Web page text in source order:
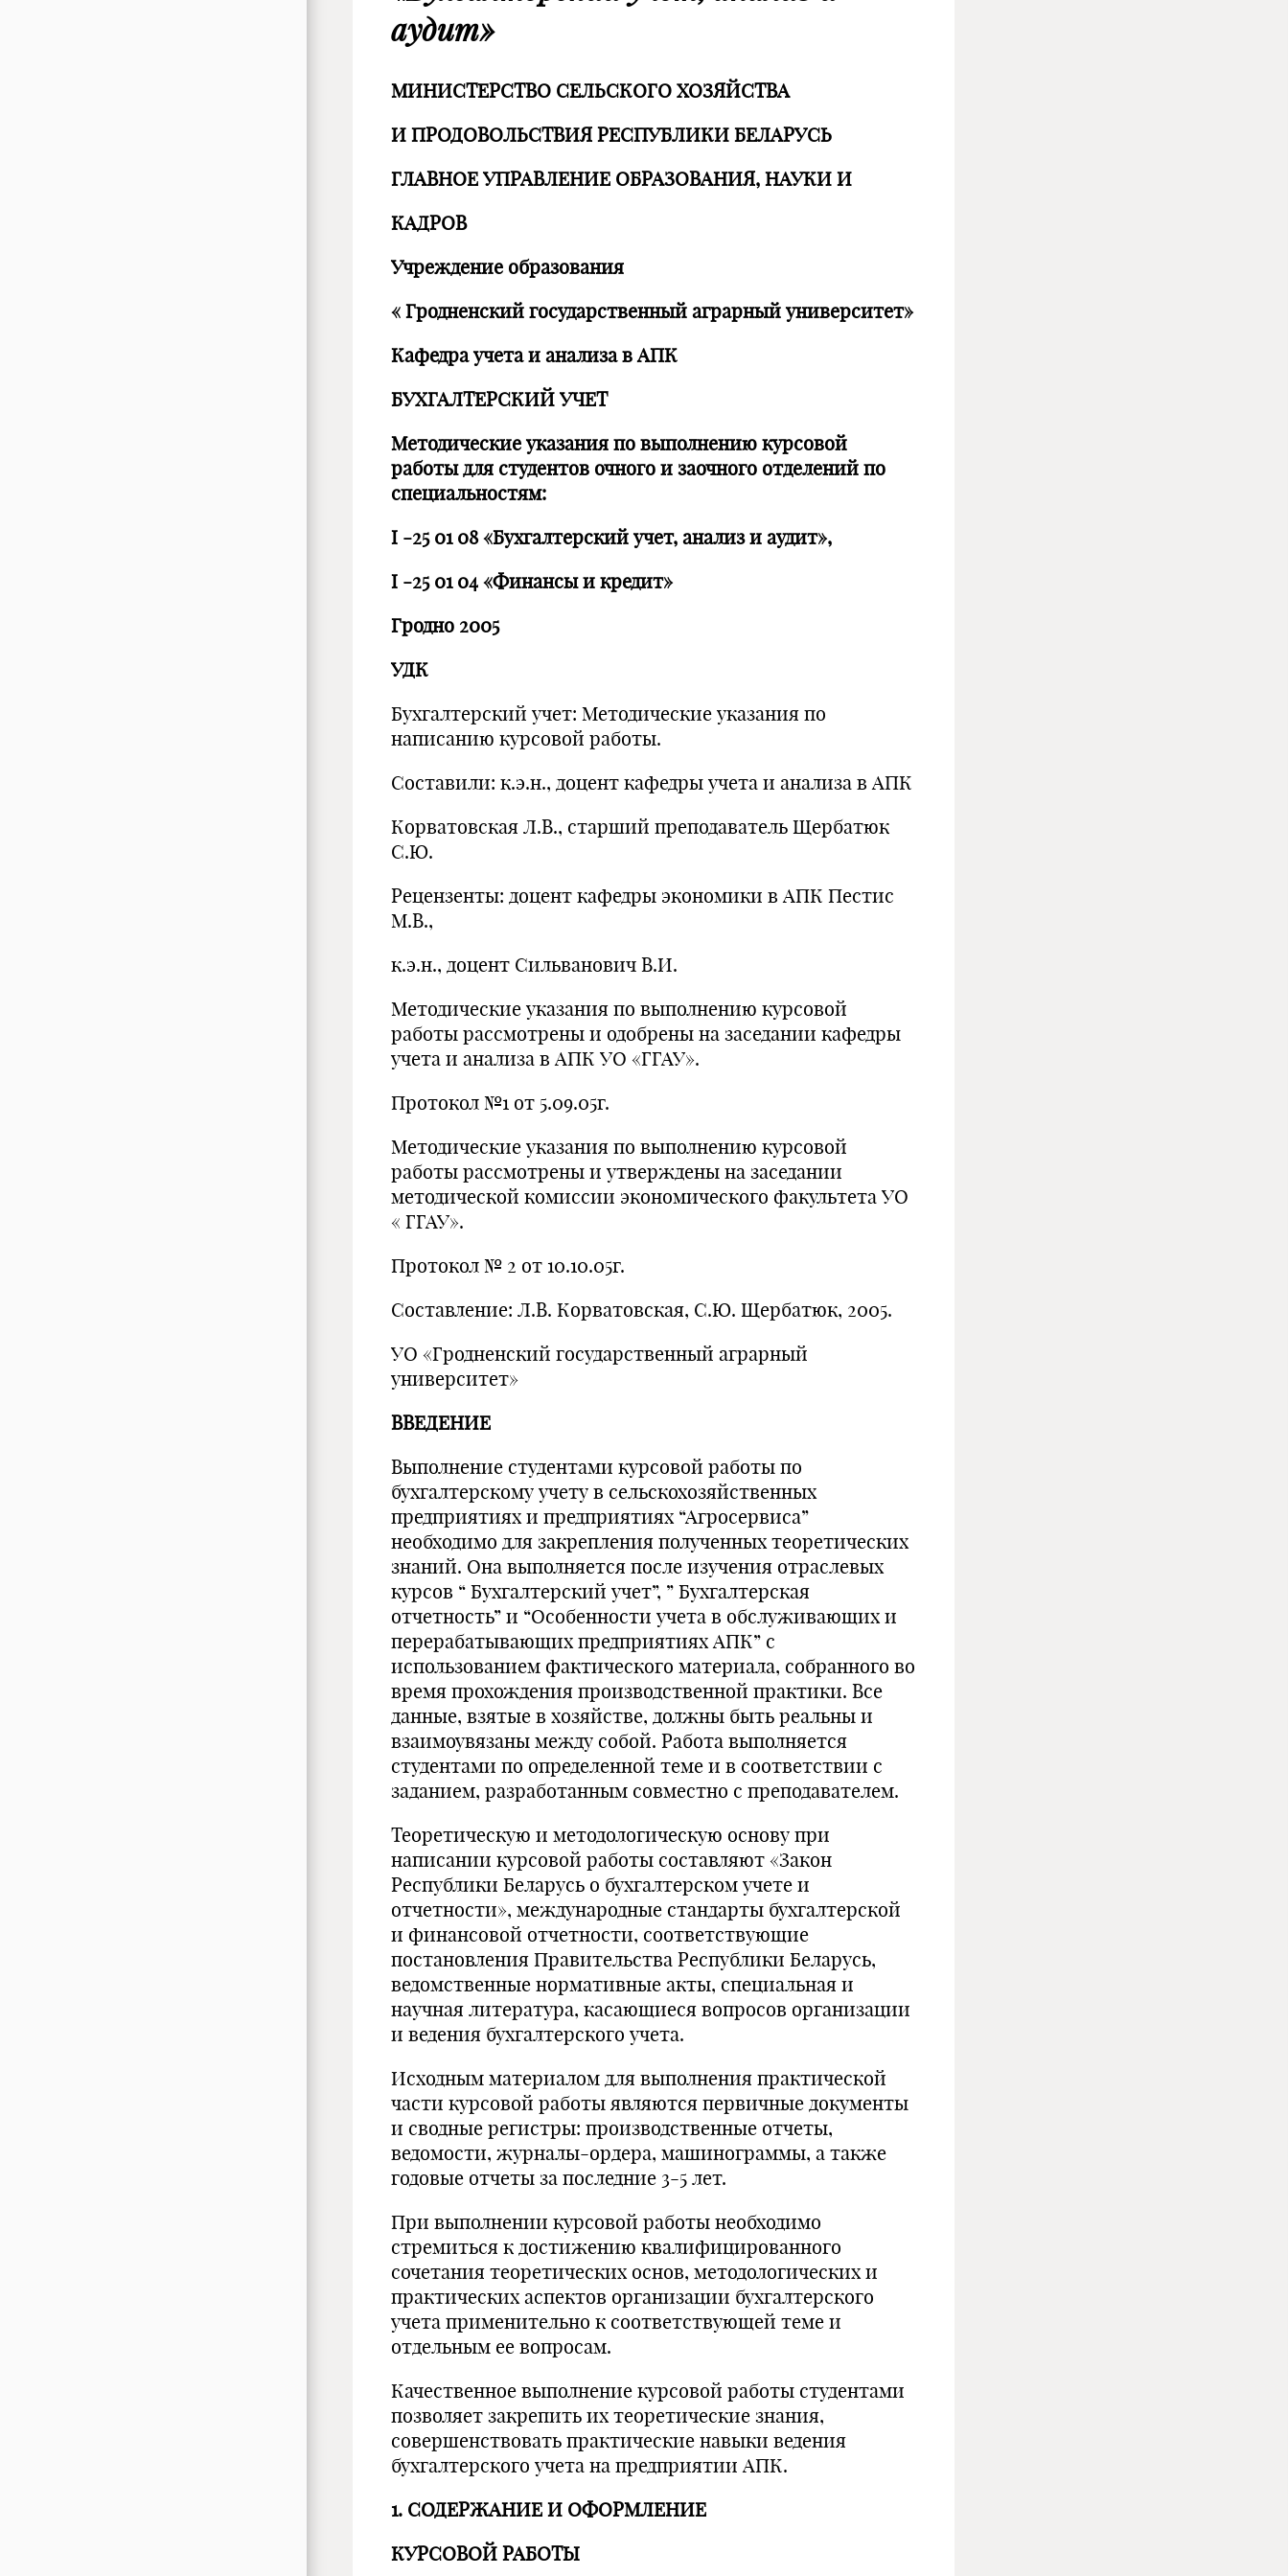
аудит»
МИНИСТЕРСТВО СЕЛЬСКОГО ХОЗЯЙСТВА
И ПРОДОВОЛЬСТВИЯ РЕСПУБЛИКИ БЕЛАРУСЬ
ГЛАВНОЕ УПРАВЛЕНИЕ ОБРАЗОВАНИЯ, НАУКИ И
КАДРОВ
Учреждение образования
« Гродненский государственный аграрный университет»
Кафедра учета и анализа в АПК
БУХГАЛТЕРСКИЙ УЧЕТ
Методические указания по выполнению курсовой
работы для студентов очного и заочного отделений по
специальностям:
I -25 01 08 «Бухгалтерский учет, анализ и аудит»,
I -25 01 04 «Финансы и кредит»
Гродно 2005
УДК
Бухгалтерский учет: Методические указания по
написанию курсовой работы.
Составили: к.э.н., доцент кафедры учета и анализа в АПК
Корватовская Л.В., старший преподаватель Щербатюк
С.Ю.
Рецензенты: доцент кафедры экономики в АПК Пестис
М.В.,
к.э.н., доцент Сильванович В.И.
Методические указания по выполнению курсовой
работы рассмотрены и одобрены на заседании кафедры
учета и анализа в АПК УО «ГГАУ».
Протокол №1 от 5.09.05г.
Методические указания по выполнению курсовой
работы рассмотрены и утверждены на заседании
методической комиссии экономического факультета УО
« ГГАУ».
Протокол № 2 от 10.10.05г.
Составление: Л.В. Корватовская, С.Ю. Щербатюк, 2005.
УО «Гродненский государственный аграрный
университет»
ВВЕДЕНИЕ
Выполнение студентами курсовой работы по
бухгалтерскому учету в сельскохозяйственных
предприятиях и предприятиях “Агросервиса”
необходимо для закрепления полученных теоретических
знаний. Она выполняется после изучения отраслевых
курсов “ Бухгалтерский учет”, ” Бухгалтерская
отчетность” и “Особенности учета в обслуживающих и
перерабатывающих предприятиях АПК” с
использованием фактического материала, собранного во
время прохождения производственной практики. Все
данные, взятые в хозяйстве, должны быть реальны и
взаимоувязаны между собой. Работа выполняется
студентами по определенной теме и в соответствии с
заданием, разработанным совместно с преподавателем.
Теоретическую и методологическую основу при
написании курсовой работы составляют «Закон
Республики Беларусь о бухгалтерском учете и
отчетности», международные стандарты бухгалтерской
и финансовой отчетности, соответствующие
постановления Правительства Республики Беларусь,
ведомственные нормативные акты, специальная и
научная литература, касающиеся вопросов организации
и ведения бухгалтерского учета.
Исходным материалом для выполнения практической
части курсовой работы являются первичные документы
и сводные регистры: производственные отчеты,
ведомости, журналы-ордера, машинограммы, а также
годовые отчеты за последние 3-5 лет.
При выполнении курсовой работы необходимо
стремиться к достижению квалифицированного
сочетания теоретических основ, методологических и
практических аспектов организации бухгалтерского
учета применительно к соответствующей теме и
отдельным ее вопросам.
Качественное выполнение курсовой работы студентами
позволяет закрепить их теоретические знания,
совершенствовать практические навыки ведения
бухгалтерского учета на предприятии АПК.
1. СОДЕРЖАНИЕ И ОФОРМЛЕНИЕ
КУРСОВОЙ РАБОТЫ